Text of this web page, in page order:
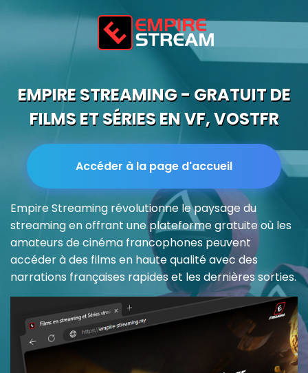
EMPIRE STREAMING - GRATUIT DE
FILMS ET SÉRIES EN VF, VOSTFR
Accéder à la page d'accueil
Empire Streaming révolutionne le paysage du
streaming en offrant une plateforme gratuite où les
amateurs de cinéma francophones peuvent
accéder à des films en haute qualité avec des
narrations françaises rapides et les dernières sorties.